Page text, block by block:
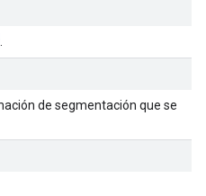
de segmentación que se